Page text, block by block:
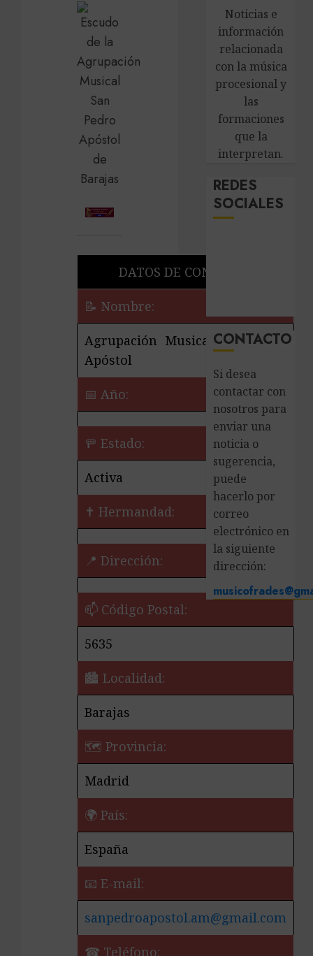
DATOS DE CONTACTO
📝 Nombre:
Agrupación Musical San Pedro
Apóstol
📅 Año:
🚥 Estado:
Activa
✝️ Hermandad:
📍 Dirección:
📫 Código Postal:
5635
🏙️ Localidad:
Barajas
🗺 Provincia:
Madrid
🌍 País:
España
📧 E-mail:
sanpedroapostol.am@gmail.com
☎ Teléfono:
Noticias e
información
relacionada
con la música
procesional y
las
formaciones
que la
interpretan.
REDES
SOCIALES
CONTACTO
Si desea
contactar con
nosotros para
enviar una
noticia o
sugerencia,
puede
hacerlo por
correo
electrónico en
la siguiente
dirección: